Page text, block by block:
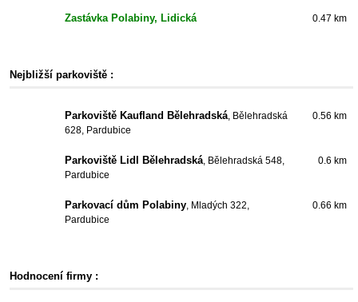
Zastávka Polabiny, Lidická 0.47 km
Nejbližší parkoviště :
Parkoviště Kaufland Bělehradská, Bělehradská
628, Pardubice
0.56 km
Parkoviště Lidl Bělehradská, Bělehradská 548,
Pardubice
0.6 km
Parkovací dům Polabiny, Mladých 322,
Pardubice
0.66 km
Hodnocení firmy :